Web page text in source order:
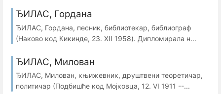
ЂИЛАС, Гордана
ЂИЛАС, Гордана, песник, библиотекар, библиограф
(Наково код Кикинде, 23. XII 1958). Дипломирала н...
ЂИЛАС, Милован
ЂИЛАС, Милован, књижевник, друштвени теоретичар,
политичар (Подбишће код Мојковца, 12. VI 1911 --...